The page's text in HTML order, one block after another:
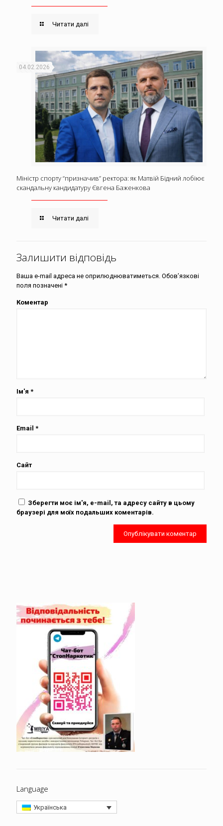
Читати далі
04.02.2026
Міністр спорту “призначив” ректора: як Матвій Бідний лобіює
скандальну кандидатуру Євгена Баженкова
Читати далі
Залишити відповідь
Ваша e-mail адреса не оприлюднюватиметься. Обов’язкові
поля позначені *
Коментар
Ім'я *
Email *
Сайт
Зберегти моє ім'я, e-mail, та адресу сайту в цьому
браузері для моїх подальших коментарів.
Language
Українська